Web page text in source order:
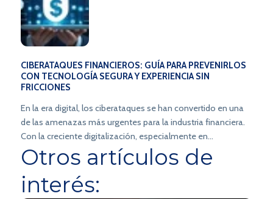
CIBERATAQUES FINANCIEROS: GUÍA PARA PREVENIRLOS
CON TECNOLOGÍA SEGURA Y EXPERIENCIA SIN
FRICCIONES
En la era digital, los ciberataques se han convertido en una
de las amenazas más urgentes para la industria financiera.
Con la creciente digitalización, especialmente en
Latinoamérica, los ciberataques a los bancos ya no son solo
un riesgo: son una realidad.
Otros artículos de
interés: